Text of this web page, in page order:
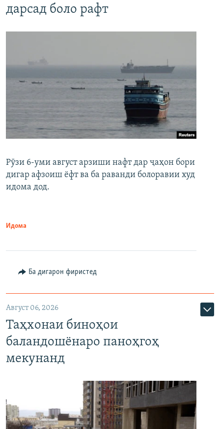
дарсад боло рафт
Рӯзи 6-уми август арзиши нафт дар ҷаҳон бори
дигар афзоиш ёфт ва ба раванди болоравии худ
идома дод.
Идома
Ба дигарон фиристед
Август 06, 2026
Таҳхонаи биноҳои
баландошёнаро паноҳгоҳ
мекунанд